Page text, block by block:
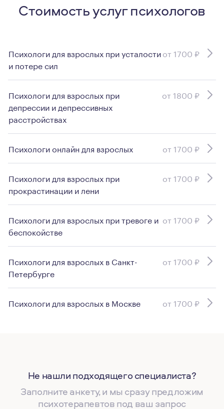
Стоимость услуг психологов
Психологи для взрослых при усталости
и потере сил
от 1700 ₽
Психологи для взрослых при
депрессии и депрессивных
расстройствах
от 1800 ₽
Психологи онлайн для взрослых от 1700 ₽
Психологи для взрослых при
прокрастинации и лени
от 1700 ₽
Психологи для взрослых при тревоге и
беспокойстве
от 1700 ₽
Психологи для взрослых в Санкт-
Петербурге
от 1700 ₽
Психологи для взрослых в Москве от 1700 ₽
Не нашли подходящего специалиста?
Заполните анкету, и мы сразу предложим
психотерапевтов под ваш запрос